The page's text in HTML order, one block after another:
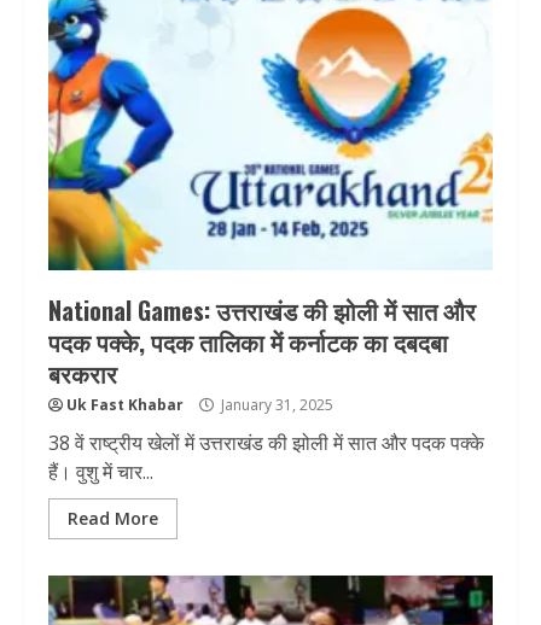
National Games: उत्तराखंड की झोली में सात और
पदक पक्के, पदक तालिका में कर्नाटक का दबदबा
बरकरार
Uk Fast Khabar January 31, 2025
38 वें राष्ट्रीय खेलों में उत्तराखंड की झोली में सात और पदक पक्के
हैं। वुशु में चार...
Read More